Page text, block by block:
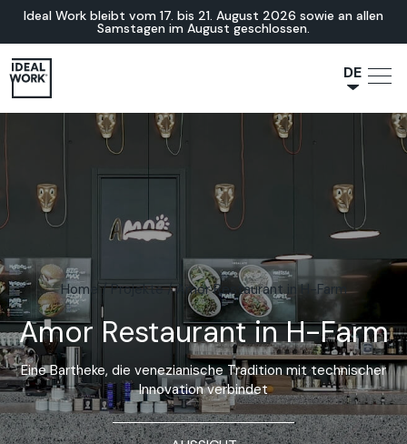
Ideal Work bleibt vom 17. bis 21. August 2026 sowie an allen
Samstagen im August geschlossen.
DE
FR
ES
Home /Projekte/Amor Restaurant in H-Farm
Amor Restaurant in H-Farm
Eine Bartheke, die venezianische Tradition mit technischer
Innovation verbindet